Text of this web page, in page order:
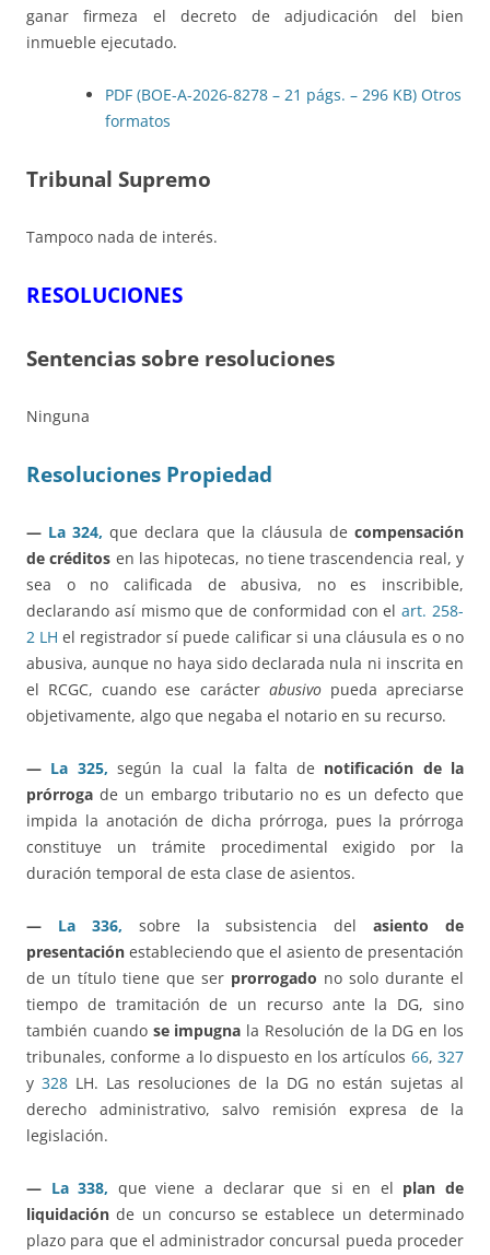
ganar firmeza el decreto de adjudicación del bien
inmueble ejecutado.
PDF (BOE-A-2026-8278 – 21 págs. – 296 KB) Otros
formatos
Tribunal Supremo
Tampoco nada de interés.
RESOLUCIONES
Sentencias sobre resoluciones
Ninguna
Resoluciones Propiedad
— La 324, que declara que la cláusula decompensación
de créditos en las hipotecas, no tiene trascendencia real, y
sea o no calificada de abusiva, no es inscribible,
declarando así mismo que de conformidad con elart. 258-
2 LH el registrador sí puede calificar si una cláusula es o no
abusiva, aunque no haya sido declarada nula ni inscrita en
el RCGC, cuando ese carácter abusivopueda apreciarse
objetivamente, algo que negaba el notario en su recurso.
— La 325, según la cual la falta de notificación de la
prórroga de un embargo tributario no es un defecto que
impida la anotación de dicha prórroga, pues la prórroga
constituye un trámite procedimental exigido por la
duración temporal de esta clase de asientos.
— La 336, sobre la subsistencia delasiento de
presentación estableciendo que el asiento de presentación
de un título tiene que ser prorrogado no solo durante el
tiempo de tramitación de un recurso ante la DG, sino
también cuando se impugna la Resolución de la DG en los
tribunales, conforme a lo dispuesto en los artículos 66,327
y328 LH. Las resoluciones de la DG no están sujetas al
derecho administrativo, salvo remisión expresa de la
legislación.
— La 338, que viene a declarar que si en el plan de
liquidación de un concurso se establece un determinado
plazo para que el administrador concursal pueda proceder